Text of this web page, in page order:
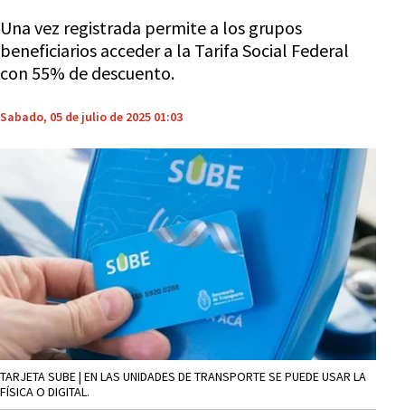
Una vez registrada permite a los grupos
beneficiarios acceder a la Tarifa Social Federal
con 55% de descuento.
Sabado, 05 de julio de 2025 01:03
TARJETA SUBE | EN LAS UNIDADES DE TRANSPORTE SE PUEDE USAR LA
FÍSICA O DIGITAL.